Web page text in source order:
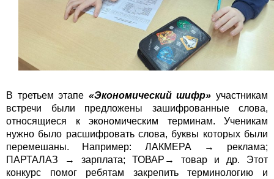
В третьем этапе «Экономический шифр» участникам
встречи были предложены зашифрованные слова,
относящиеся к экономическим терминам. Ученикам
нужно было расшифровать слова, буквы которых были
перемешаны. Например: ЛАКМЕРА → реклама;
ПАРТАЛАЗ → зарплата; ТОВАР→ товар и др. Этот
конкурс помог ребятам закрепить терминологию и